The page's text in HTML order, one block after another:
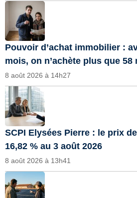
Pouvoir d’achat immobilier :
mois, on n’achète plus que 58
8 août 2026 à 14h27
SCPI Elysées Pierre : le prix
16,82 % au 3 août 2026
8 août 2026 à 13h41